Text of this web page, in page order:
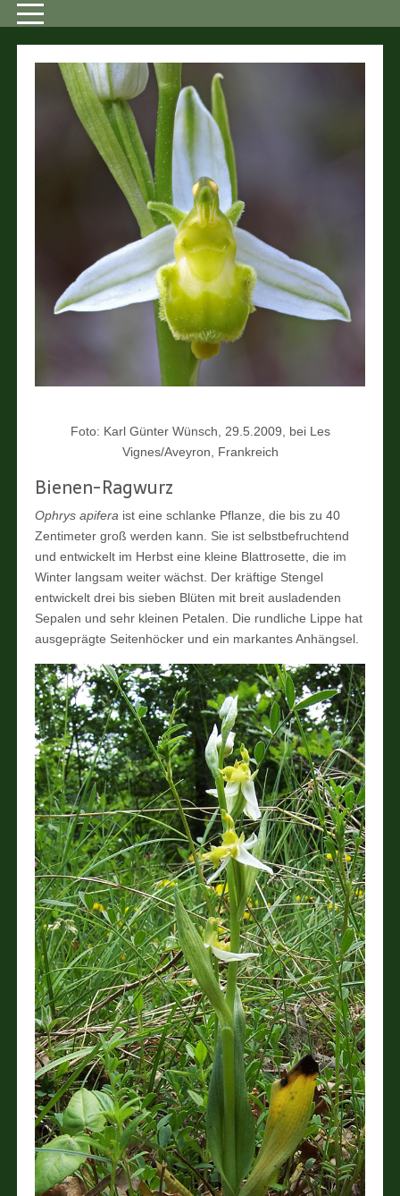
Foto: Karl Günter Wünsch, 29.5.2009, bei Les
Vignes/Aveyron, Frankreich
Bienen-Ragwurz
Ophrys apifera ist eine schlanke Pflanze, die bis zu 40
Zentimeter groß werden kann. Sie ist selbstbefruchtend
und entwickelt im Herbst eine kleine Blattrosette, die im
Winter langsam weiter wächst. Der kräftige Stengel
entwickelt drei bis sieben Blüten mit breit ausladenden
Sepalen und sehr kleinen Petalen. Die rundliche Lippe hat
ausgeprägte Seitenhöcker und ein markantes Anhängsel.